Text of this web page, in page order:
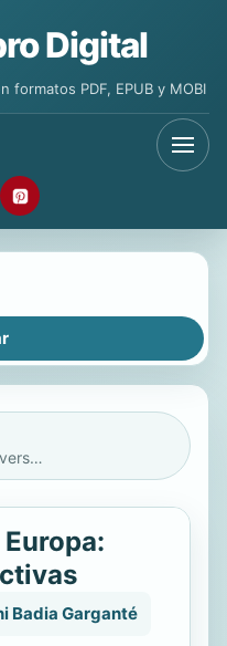
Digital
PDF, EPUB y MOBI
Matemáticas en Europa: diversas perspectivas
Badia Garganté